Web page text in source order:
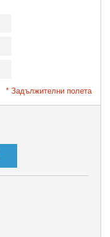
* Задължителни полета